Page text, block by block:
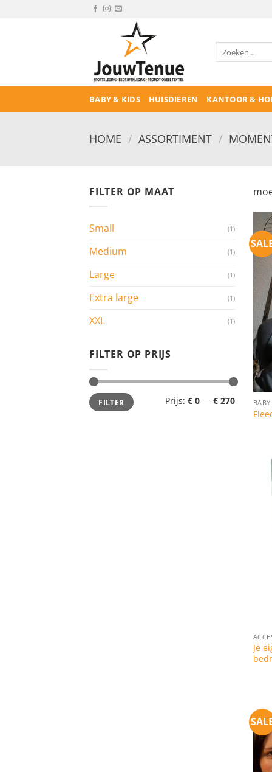
Zoeken
naar:
BABY & KIDS HUISDIEREN KANTOOR &
HOME / ASSORTIMENT /
FILTER OP MAAT
Small (1)
Medium (1)
Large (1)
Extra large (1)
XXL (1)
FILTER OP PRIJS
Min.
prijs
Max.
prijsFILTER Prijs: € 0 — € 270 BABY
Je